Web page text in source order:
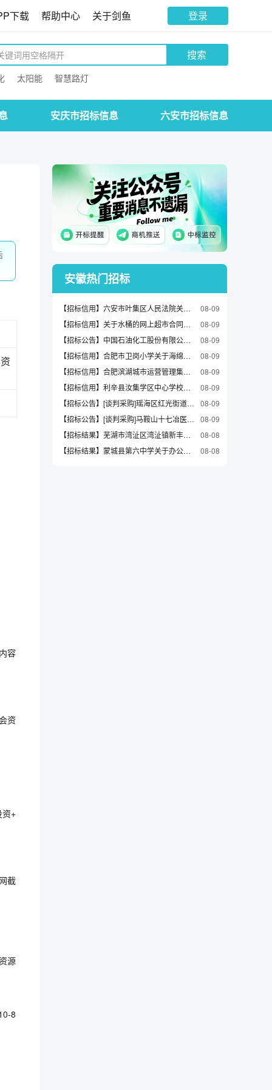
下载 帮助中心 关于剑鱼 登录
搜索
太阳能 智慧路灯
安庆市招标信息 六安市招标信息
容
资
资+
截
源
8
安徽热门招标
【招标信用】六安市叶集区人民法院关于硒鼓的网上超市采购项目合同履约验收公告
08-09
【招标信用】关于水桶的网上超市合同公告
08-09
【招标公告】中国石油化工股份有限公司安庆分公司热电部6#给泵节能改造离心泵\BB5-315～465m3/h1350～1500m水80～175℃/0～2MPa/9～10m招标公告
08-09
【招标信用】合肥市卫岗小学关于海绵垫/布料/面料/手工diy的网上超市采购项目合同履约验收公告
08-09
【招标信用】合肥滨湖城市运营管理集团有限公司关于平板灯的网上超市采购项目合同履约验收公告
08-09
【招标信用】利辛县汝集学区中心学校关于铅笔的网上超市采购项目合同履约验收公告
08-09
【招标公告】[谈判采购]瑶海区红光街道社区卫生服务中心彩色多普勒超声诊断仪采购公告
08-09
【招标公告】[谈判采购]马鞍山十七冶医院检验科普检和特检外送服务采购项目采购公告
08-09
【招标结果】芜湖市湾沚区湾沚镇新丰村村民委员会关于烧杯类的网上超市采购项目成交公告
08-08
【招标结果】蒙城县第六中学关于办公桌的网上超市采购项目成交公告
08-08